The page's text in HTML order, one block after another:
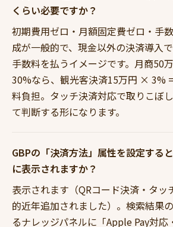
くらい必要ですか？
初期費用ゼロ・月額固定費ゼロ・手
成が一般的で、現金以外の決済導入
手数料を払うイメージです。月商50
30%なら、観光客決済15万円 × 3%
料負担。タッチ決済対応で取りこぼ
て判断する形になります。
GBPの「決済方法」属性を設定する
に表示されますか？
表示されます（QRコード決済・タッ
的近年追加されました）。検索結果
るナレッジパネルに「Apple Pay対応